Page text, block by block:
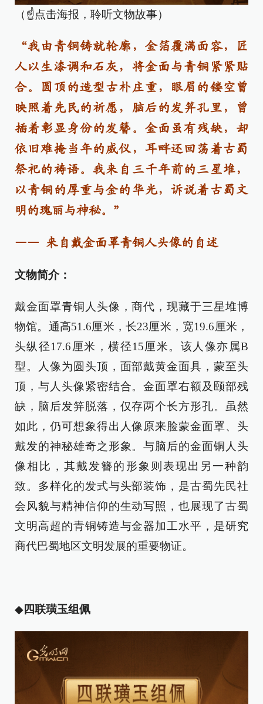
（☝点击海报，聆听文物故事）
“我由青铜铸就轮廓，金箔覆满面容，匠
人以生漆调和石灰，将金面与青铜紧紧贴
合。圆顶的造型古朴庄重，眼眉的镂空曾
映照着先民的祈愿，脑后的发笄孔里，曾
插着彰显身份的发簪。金面虽有残缺，却
依旧难掩当年的威仪，耳畔还回荡着古蜀
祭祀的祷语。我来自三千年前的三星堆，
以青铜的厚重与金的华光，诉说着古蜀文
明的瑰丽与神秘。”
—— 来自戴金面罩青铜人头像的自述
文物简介：
戴金面罩青铜人头像，商代，现藏于三星堆博
物馆。通高51.6厘米，长23厘米，宽19.6厘米，
头纵径17.6厘米，横径15厘米。该人像亦属B
型。人像为圆头顶，面部戴黄金面具，蒙至头
顶，与人头像紧密结合。金面罩右额及颐部残
缺，脑后发笄脱落，仅存两个长方形孔。虽然
如此，仍可想象得出人像原来脸蒙金面罩、头
戴发的神秘雄奇之形象。与脑后的金面铜人头
像相比，其戴发簪的形象则表现出另一种韵
致。多样化的发式与头部装饰，是古蜀先民社
会风貌与精神信仰的生动写照，也展现了古蜀
文明高超的青铜铸造与金器加工水平，是研究
商代巴蜀地区文明发展的重要物证。
◆四联璜玉组佩